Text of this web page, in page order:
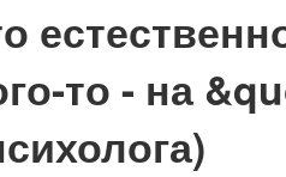
то - на